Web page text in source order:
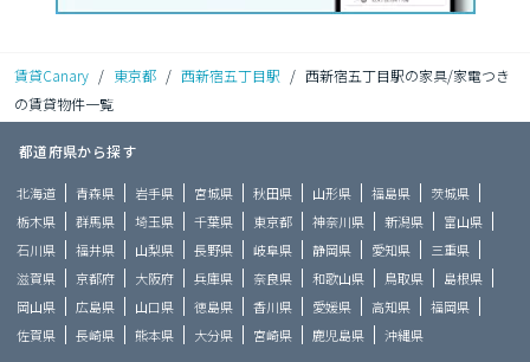
賃貸Canary / 東京都 / 西新宿五丁目駅 / 西新宿五丁目駅の家具/家電つき
の賃貸物件一覧
都道府県から探す
北海道 青森県 岩手県 宮城県 秋田県 山形県 福島県
茨城県
栃木県
群馬県 埼玉県 千葉県 東京都 神奈川県 新潟県
富山県
石川県
福井県 山梨県 長野県 岐阜県 静岡県 愛知県
三重県
滋賀県
京都府 大阪府 兵庫県 奈良県 和歌山県 鳥取県
島根県
岡山県
広島県 山口県 徳島県 香川県 愛媛県 高知県
福岡県
佐賀県
長崎県 熊本県 大分県 宮崎県 鹿児島県 沖縄県